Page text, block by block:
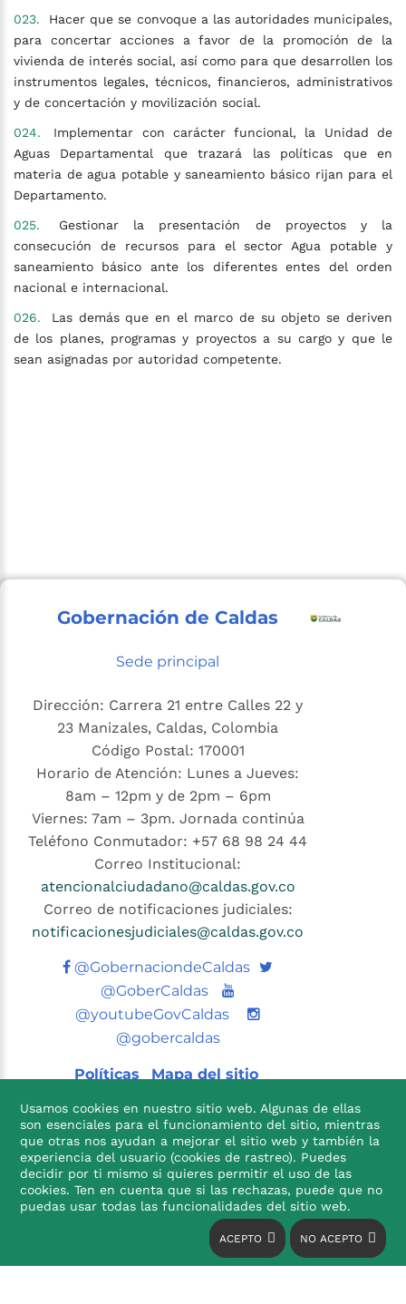
Hacer que se convoque a las autoridades municipales,
para concertar acciones a favor de la promoción de la
vivienda de interés social, así como para que desarrollen los
instrumentos legales, técnicos, financieros, administrativos
y de concertación y movilización social.
Implementar con carácter funcional, la Unidad de
Aguas Departamental que trazará las políticas que en
materia de agua potable y saneamiento básico rijan para el
Departamento.
Gestionar la presentación de proyectos y la
consecución de recursos para el sector Agua potable y
saneamiento básico ante los diferentes entes del orden
nacional e internacional.
Las demás que en el marco de su objeto se deriven
de los planes, programas y proyectos a su cargo y que le
sean asignadas por autoridad competente.
Gobernación de Caldas
Sede principal
Dirección: Carrera 21 entre Calles 22 y
23 Manizales, Caldas, Colombia
Código Postal: 170001
Horario de Atención: Lunes a Jueves:
8am – 12pm y de 2pm – 6pm
Viernes: 7am – 3pm. Jornada continúa
Teléfono Conmutador: +57 68 98 24 44
Correo Institucional:
atencionalciudadano@caldas.gov.co
Correo de notificaciones judiciales:
notificacionesjudiciales@caldas.gov.co
@GobernaciondeCaldas Twitter
@GoberCaldas
Youtube
@youtubeGovCaldas
@gobercaldas
Políticas Mapa del sitio

Usamos cookies en nuestro sitio web. Algunas de ellas
son esenciales para el funcionamiento del sitio, mientras
que otras nos ayudan a mejorar el sitio web y también la
experiencia del usuario (cookies de rastreo). Puedes
decidir por ti mismo si quieres permitir el uso de las
cookies. Ten en cuenta que si las rechazas, puede que no
puedas usar todas las funcionalidades del sitio web.
ACEPTO NO ACEPTO